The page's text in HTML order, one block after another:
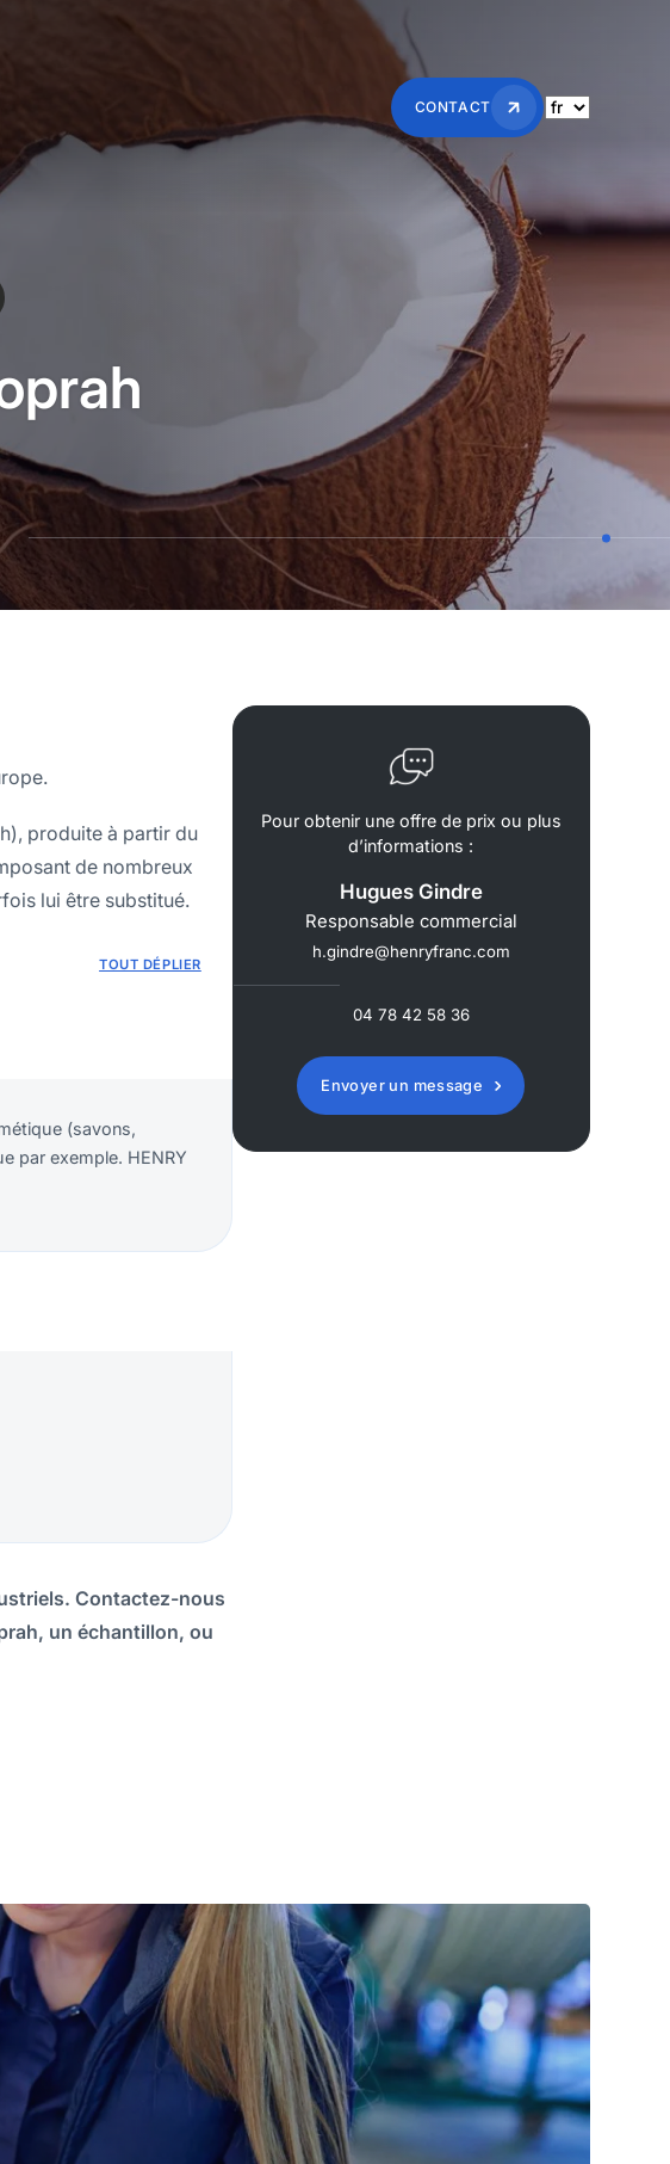
CONTACT
produite à partir du
de nombreux
lui être substitué.
TOUT DÉPLIER
(savons,
par exemple. HENRY
Contactez-nous
un échantillon, ou
Pour obtenir une offre de prix ou plus
d’informations :
Hugues Gindre
Responsable commercial
h.gindre@henryfranc.com
04 78 42 58 36
Envoyer un message